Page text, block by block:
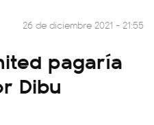
26 de diciembre 2021 - 21:55
pagaría
Dibu